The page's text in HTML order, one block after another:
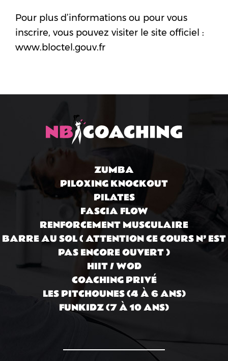
Pour plus d’informations ou pour vous
inscrire, vous pouvez visiter le site officiel :
www.bloctel.gouv.fr
ZUMBA
PILOXING KNOCKOUT
PILATES
FASCIA FLOW
RENFORCEMENT MUSCULAIRE
BARRE AU SOL ( ATTENTION CE COURS N’ EST
PAS ENCORE OUVERT )
HIIT / WOD
COACHING PRIVÉ
LES PITCHOUNES (4 À 6 ANS)
FUNKIDZ (7 À 10 ANS)